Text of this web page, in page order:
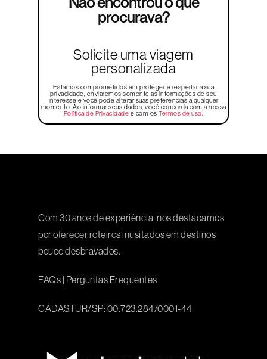
procurava?
Solicite uma viagem
personalizada
Estamos comprometidos em proteger e respeitar a sua
privacidade, enviaremos somente as informações de seu
interesse e você pode alterar suas preferências a qualquer
momento. Ao informar seus dados, você concorda com a nossa
Política de Privacidade e com osTermos de uso
Com 30 anos de experiência, nos destacamos
por oferecer roteiros inusitados em destinos
pouco desbravados.
FAQs | Perguntas Frequentes
CADASTUR/SP: 00.723.284/0001-44